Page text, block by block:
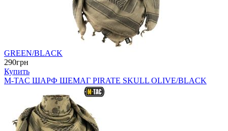
GREEN/BLACK
290грн
Купить
M-TAC ШАРФ ШЕМАГ PIRATE SKULL OLIVE/BLACK